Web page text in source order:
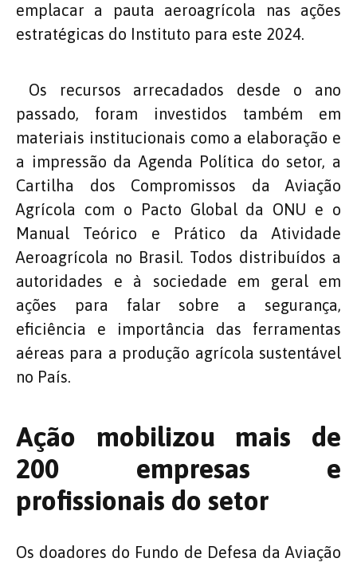
emplacar a pauta aeroagrícola nas ações
estratégicas do Instituto para este 2024.
Os recursos arrecadados desde o ano
passado, foram investidos também em
materiais institucionais como a elaboração e
a impressão da Agenda Política do setor, a
Cartilha dos Compromissos da Aviação
Agrícola com o Pacto Global da ONU e o
Manual Teórico e Prático da Atividade
Aeroagrícola no Brasil. Todos distribuídos a
autoridades e à sociedade em geral em
ações para falar sobre a segurança,
eficiência e importância das ferramentas
aéreas para a produção agrícola sustentável
no País.
Ação mobilizou mais de
200 empresas e
profissionais do setor
Os doadores do Fundo de Defesa da Aviação